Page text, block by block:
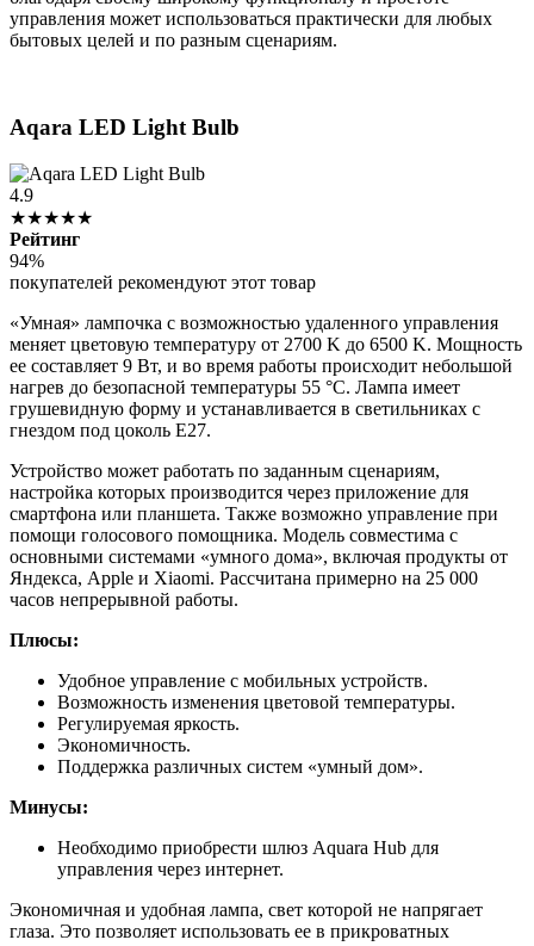
управления может использоваться практически для любых
бытовых целей и по разным сценариям.
Aqara LED Light Bulb
4.9
★★★★★
Рейтинг
94%
покупателей рекомендуют этот товар
«Умная» лампочка с возможностью удаленного управления
меняет цветовую температуру от 2700 K до 6500 K. Мощность
ее составляет 9 Вт, и во время работы происходит небольшой
нагрев до безопасной температуры 55 °C. Лампа имеет
грушевидную форму и устанавливается в светильниках с
гнездом под цоколь E27.
Устройство может работать по заданным сценариям,
настройка которых производится через приложение для
смартфона или планшета. Также возможно управление при
помощи голосового помощника. Модель совместима с
основными системами «умного дома», включая продукты от
Яндекса, Apple и Xiaomi. Рассчитана примерно на 25 000
часов непрерывной работы.
Плюсы:
Удобное управление с мобильных устройств.
Возможность изменения цветовой температуры.
Регулируемая яркость.
Экономичность.
Поддержка различных систем «умный дом».
Минусы:
Необходимо приобрести шлюз Aquara Hub для
управления через интернет.
Экономичная и удобная лампа, свет которой не напрягает
глаза. Это позволяет использовать ее в прикроватных